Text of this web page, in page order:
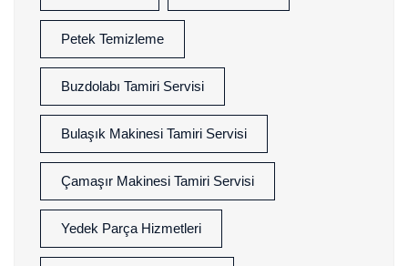
Petek Temizleme
Buzdolabı Tamiri Servisi
Bulaşık Makinesi Tamiri Servisi
Çamaşır Makinesi Tamiri Servisi
Yedek Parça Hizmetleri